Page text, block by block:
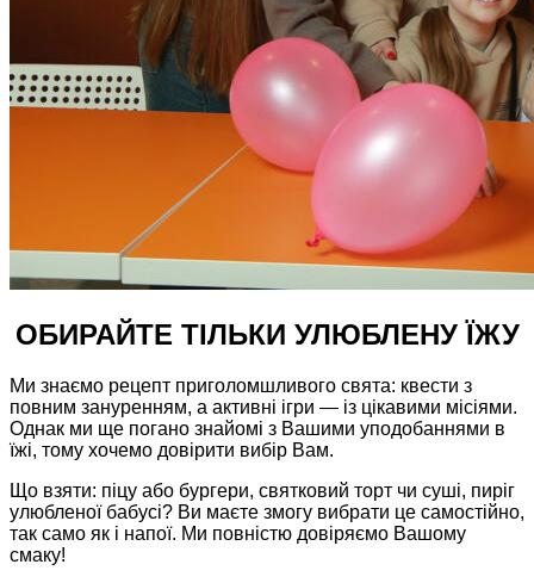
ОБИРАЙТЕ ТІЛЬКИ УЛЮБЛЕНУ ЇЖУ
Ми знаємо рецепт приголомшливого свята: квести з
повним зануренням, а активні ігри — із цікавими місіями.
Однак ми ще погано знайомі з Вашими уподобаннями в
їжі, тому хочемо довірити вибір Вам.
Що взяти: піцу або бургери, святковий торт чи суші, пиріг
улюбленої бабусі? Ви маєте змогу вибрати це самостійно,
так само як і напої. Ми повністю довіряємо Вашому
смаку!